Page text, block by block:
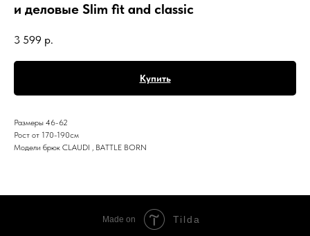
и деловые Slim fit and classic
3 599 р.
Купить
Размеры 46-62
Рост от 170-190см
Модели брюк CLAUDI , BATTLE BORN
Made on Tilda